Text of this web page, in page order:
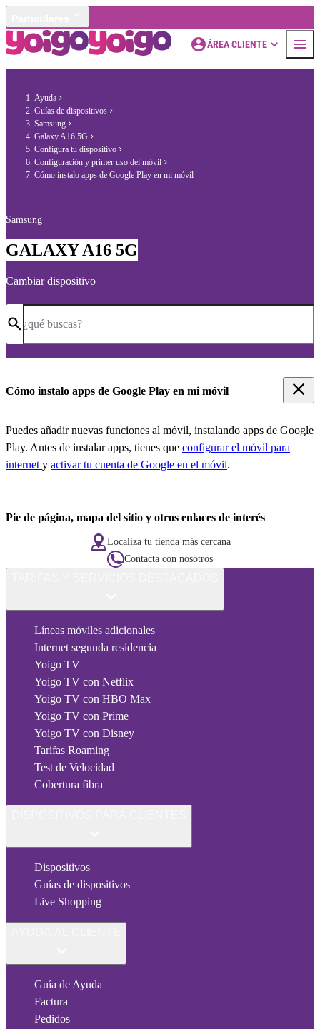
ÁREA CLIENTE
Ayuda
Guías de dispositivos
Samsung
Galaxy A16 5G
Configura tu dispositivo
Configuración y primer uso del móvil
Cómo instalo apps de Google Play en mi móvil
Samsung
GALAXY A16 5G
Cambiar dispositivo
¿qué buscas?
Cómo instalo apps de Google Play en mi móvil
Puedes añadir nuevas funciones al móvil, instalando apps de Google
Play. Antes de instalar apps, tienes que configurar el móvil para
internet y activar tu cuenta de Google en el móvil.
Pie de página, mapa del sitio y otros enlaces de interés
Localiza tu tienda más cercana
Contacta con nosotros
Líneas móviles adicionales
Internet segunda residencia
Yoigo TV
Yoigo TV con Netflix
Yoigo TV con HBO Max
Yoigo TV con Prime
Yoigo TV con Disney
Tarifas Roaming
Test de Velocidad
Cobertura fibra
Dispositivos
Guías de dispositivos
Live Shopping
Guía de Ayuda
Factura
Pedidos